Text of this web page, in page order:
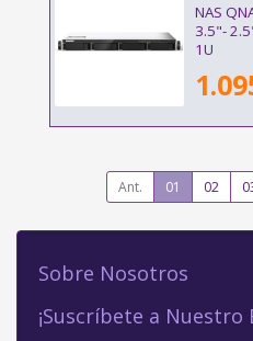
NAS
3.5"-
1U
Ant. 01 02
Sobre Nosotros
¡Suscríbete a Nuestro